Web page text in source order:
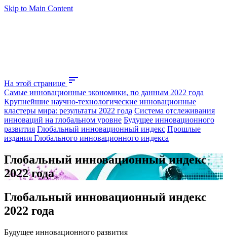
Skip to Main Content
На этой странице sort
Самые инновационные экономики, по данным 2022 года
Крупнейшие научно-технологические инновационные
кластеры мира: результаты 2022 года Система отслеживания
инноваций на глобальном уровне Будущее инновационного
развития Глобальный инновационный индекс Прошлые
издания Глобального инновационного индекса
Глобальный инновационный индекс
2022 года
Глобальный инновационный индекс
2022 года
Будущее инновационного развития